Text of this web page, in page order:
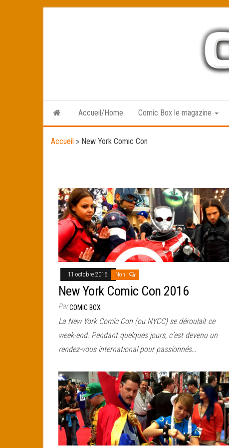
Accueil/Home Comic Box le magazine
Accueil » New York Comic Con
11 octobre 2016 Non
New York Comic Con 2016
ParCOMIC BOX
La New York Comic Con (ou NYCC) se déroulait ce
week-end. Pendant quelques jours, c’est devenu un
rendez-vous international pour passionnés…